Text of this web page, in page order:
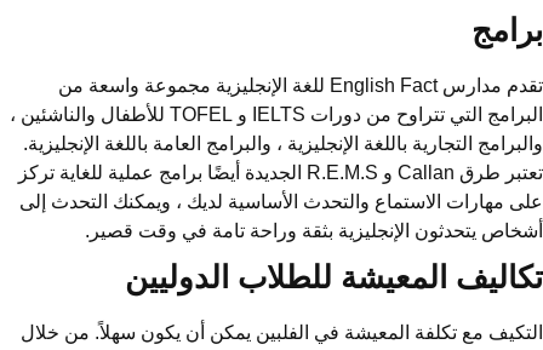
برامج
تقدم مدارس English Fact للغة الإنجليزية مجموعة واسعة من
البرامج التي تتراوح من دورات IELTS و TOFEL للأطفال والناشئين ،
والبرامج التجارية باللغة الإنجليزية ، والبرامج العامة باللغة الإنجليزية.
تعتبر طرق Callan و R.E.M.S الجديدة أيضًا برامج عملية للغاية تركز
على مهارات الاستماع والتحدث الأساسية لديك ، ويمكنك التحدث إلى
أشخاص يتحدثون الإنجليزية بثقة وراحة تامة في وقت قصير.
تكاليف المعيشة للطلاب الدوليين
التكيف مع تكلفة المعيشة في الفلبين يمكن أن يكون سهلاً. من خلال